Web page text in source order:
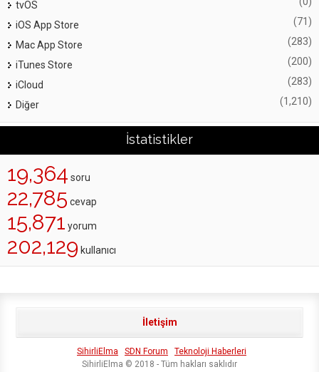
tvOS
iOS App Store (71)
Mac App Store (283)
iTunes Store (200)
iCloud (283)
Diğer (1,210)
İstatistikler
19,364 soru
22,785 cevap
15,871 yorum
202,129 kullanıcı
İletişim
SihirliElma SDN Forum
Teknoloji Haberleri
SihirliElma © 2018 - Tüm hakları saklıdır